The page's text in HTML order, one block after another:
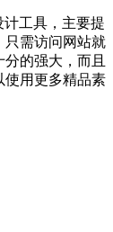
工具，主要提
只需访问网站就
的强大，而且
使用更多精品素